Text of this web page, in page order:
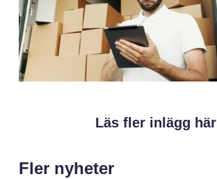
Läs fler inlägg här
Fler nyheter